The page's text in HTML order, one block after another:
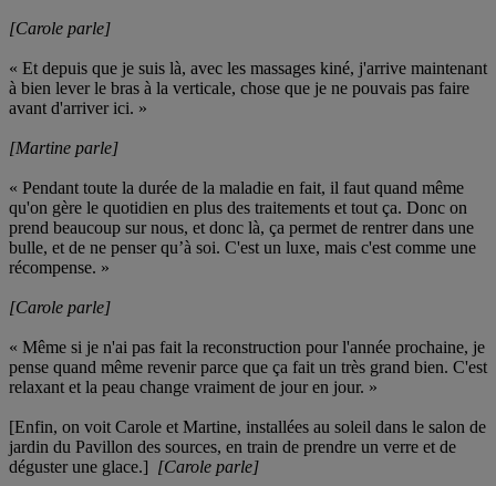
[Carole parle]
« Et depuis que je suis là, avec les massages kiné, j'arrive maintenant
à bien lever le bras à la verticale, chose que je ne pouvais pas faire
avant d'arriver ici. »
[Martine parle]
« Pendant toute la durée de la maladie en fait, il faut quand même
qu'on gère le quotidien en plus des traitements et tout ça. Donc on
prend beaucoup sur nous, et donc là, ça permet de rentrer dans une
bulle, et de ne penser qu’à soi. C'est un luxe, mais c'est comme une
récompense. »
[Carole parle]
« Même si je n'ai pas fait la reconstruction pour l'année prochaine, je
pense quand même revenir parce que ça fait un très grand bien. C'est
relaxant et la peau change vraiment de jour en jour. »
[Enfin, on voit Carole et Martine, installées au soleil dans le salon de
jardin du Pavillon des sources, en train de prendre un verre et de
déguster une glace.] [Carole parle]